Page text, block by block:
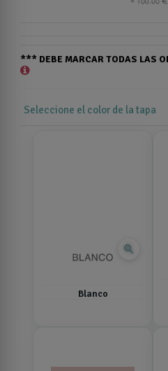
*** DEBE MARCAR TODAS LAS
Seleccione el color de la tapa
zoom_in
Blanco